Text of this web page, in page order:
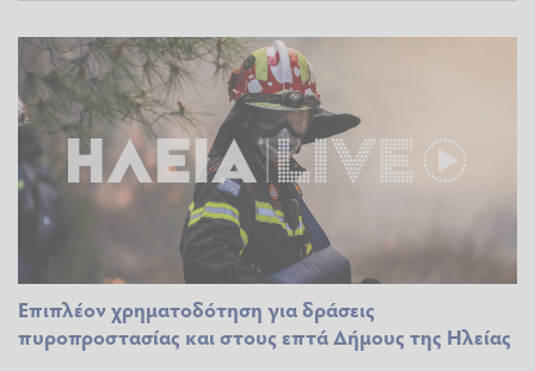
Επιπλέον χρηματοδότηση για δράσεις
πυροπροστασίας και στους επτά Δήμους της Ηλείας